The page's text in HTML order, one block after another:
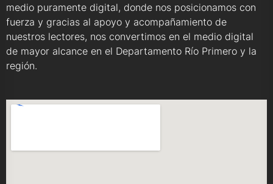
medio puramente digital, donde nos posicionamos con
fuerza y gracias al apoyo y acompañamiento de
nuestros lectores, nos convertimos en el medio digital
de mayor alcance en el Departamento Río Primero y la
región.